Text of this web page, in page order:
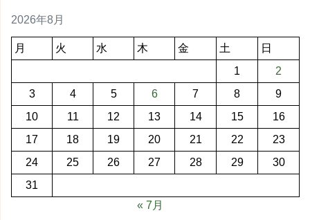
2026年8月
月 火 水 木 金 土
日
1
2
3
4 5 6 7 8
9
10
11 12 13 14 15
16
17
18 19 20 21 22
23
24
25 26 27 28 29
30
31
« 7月